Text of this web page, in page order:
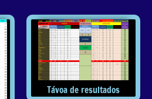
Távoa de resultados